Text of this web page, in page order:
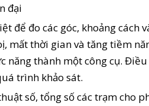
đại
để đo các góc, khoảng cách
thời gian và tăng tiềm
năng thành một công cụ.
trình khảo sát.
số, tổng số các trạm cho